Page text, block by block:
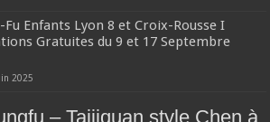
Fu Enfants Lyon 8 et Croix-Rousse I
Gratuites du 9 et 17 Septembre
2025
– Taijiquan style Chen à